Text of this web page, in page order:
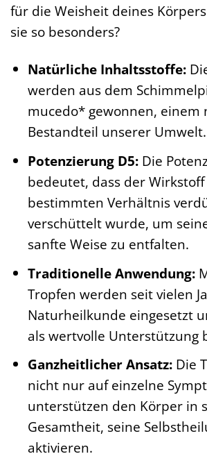
für die Weisheit deines
sie so besonders?
Natürliche Inhaltsstoffe:
werden aus dem
mucedo* gewonnen, einem
Bestandteil unserer Umwelt.
Potenzierung D5:Die
bedeutet, dass der
bestimmten Verhältnis
verschüttelt wurde, um
sanfte Weise zu entfalten.
Traditionelle Anwendung:
Tropfen werden seit vielen
Naturheilkunde eingesetzt
als wertvolle Unterstützung
Ganzheitlicher Ansatz:Die
nicht nur auf einzelne
unterstützen den Körper in
Gesamtheit, seine
aktivieren.